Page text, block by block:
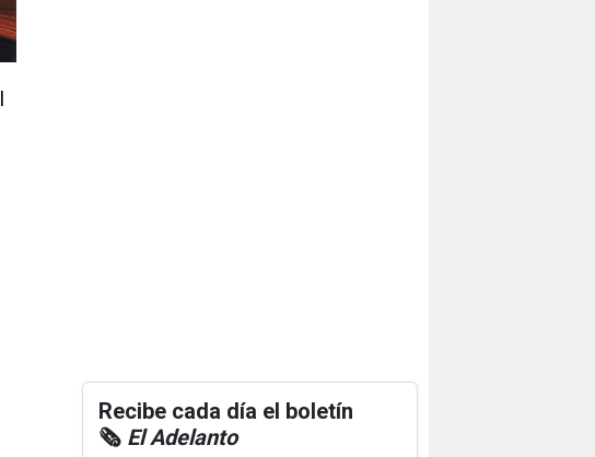
Recibe cada día el boletín
🗞️ El Adelanto